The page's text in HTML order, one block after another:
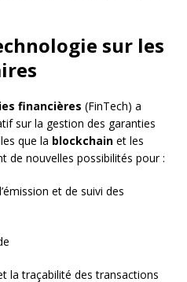
sur les
financières (FinTech) a
sur la gestion des garanties
que la blockchain et les
de nouvelles possibilités pour :
et de suivi des
la traçabilité des transactions